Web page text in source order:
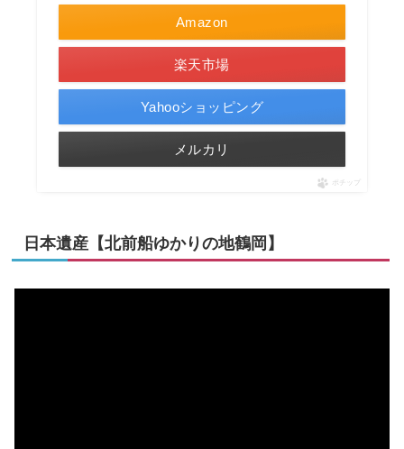
Amazon
楽天市場
Yahooショッピング
メルカリ
ポチップ
日本遺産【北前船ゆかりの地鶴岡】